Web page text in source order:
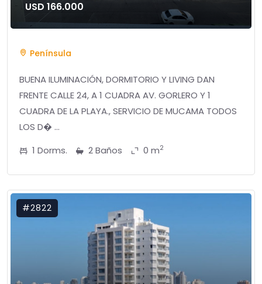
USD 166.000
Península
BUENA ILUMINACIÓN, DORMITORIO Y LIVING DAN
FRENTE CALLE 24, A 1 CUADRA AV. GORLERO Y 1
CUADRA DE LA PLAYA., SERVICIO DE MUCAMA TODOS
LOS D� ...
1 Dorms.
2 Baños 0 m2
#2822